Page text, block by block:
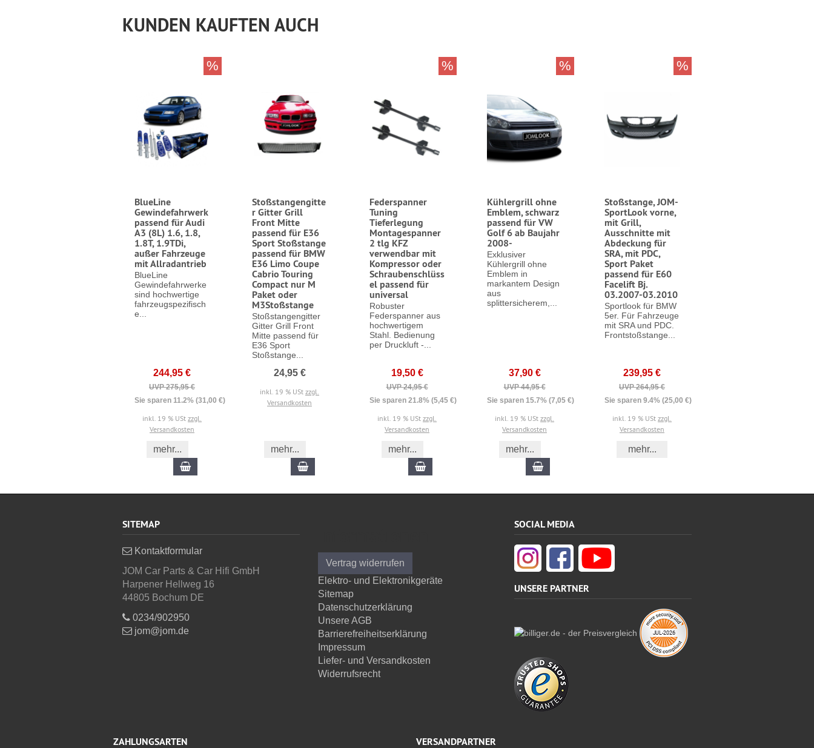
KUNDEN KAUFTEN AUCH
BlueLine
Gewindefahrwerk
passend für Audi
A3 (8L) 1.6, 1.8,
1.8T, 1.9TDi,
außer Fahrzeuge
mit Allradantrieb
BlueLine
Gewindefahrwerke
sind hochwertige
fahrzeugspezifisch
e...
244,95 €
UVP 275,95 €
Sie sparen 11.2% (31,00 €)
inkl. 19 % USt zzgl.
Versandkosten
mehr...
In den Warenkorb
%
Stoßstangengitte
r Gitter Grill
Front Mitte
passend für E36
Sport Stoßstange
passend für BMW
E36 Limo Coupe
Cabrio Touring
Compact nur M
Paket oder
M3Stoßstange
Stoßstangengitter
Gitter Grill Front
Mitte passend für
E36 Sport
Stoßstange...
24,95 €
inkl. 19 % USt zzgl.
Versandkosten
mehr...
In den Warenkorb
Federspanner
Tuning
Tieferlegung
Montagespanner
2 tlg KFZ
verwendbar mit
Kompressor oder
Schraubenschlüss
el passend für
universal
Robuster
Federspanner aus
hochwertigem
Stahl. Bedienung
per Druckluft -...
19,50 €
UVP 24,95 €
Sie sparen 21.8% (5,45 €)
inkl. 19 % USt zzgl.
Versandkosten
mehr...
In den Warenkorb
%
Kühlergrill ohne
Emblem, schwarz
passend für VW
Golf 6 ab Baujahr
2008-
Exklusiver
Kühlergrill ohne
Emblem in
markantem Design
aus
splittersicherem,...
37,90 €
UVP 44,95 €
Sie sparen 15.7% (7,05 €)
inkl. 19 % USt zzgl.
Versandkosten
mehr...
In den Warenkorb
%
Stoßstange, JOM-
SportLook vorne,
mit Grill,
Ausschnitte mit
Abdeckung für
SRA, mit PDC,
Sport Paket
passend für E60
Facelift Bj.
03.2007-03.2010
Sportlook für BMW
5er. Für Fahrzeuge
mit SRA und PDC.
Frontstoßstange...
239,95 €
UVP 264,95 €
Sie sparen 9.4% (25,00 €)
inkl. 19 % USt zzgl.
Versandkosten
mehr...
%
SITEMAP
Kontaktformular
JOM Car Parts & Car Hifi GmbH
Harpener Hellweg 16
44805 Bochum DE
0234/902950
jom@jom.de
Vertrag widerrufen
Elektro- und Elektronikgeräte
Sitemap
Datenschutzerklärung
Unsere AGB
Barrierefreiheitserklärung
Impressum
Liefer- und Versandkosten
Widerrufsrecht
SOCIAL MEDIA
UNSERE PARTNER
ZAHLUNGSARTEN VERSANDPARTNER